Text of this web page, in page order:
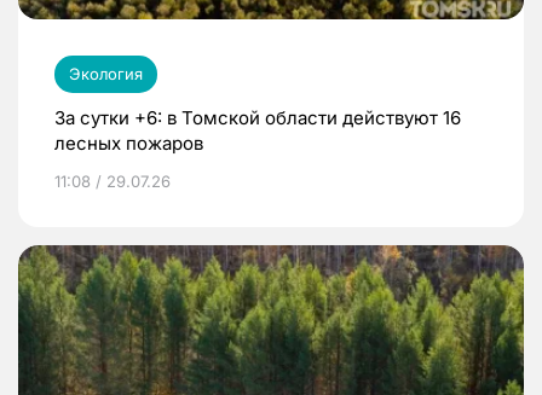
Экология
За сутки +6: в Томской области действуют 16
лесных пожаров
11:08 / 29.07.26